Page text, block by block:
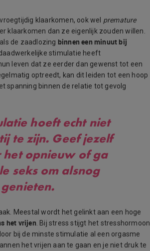
klaarkomen, ook wel premature
klaarkomen dan ze eigenlijk zouden willen.
de zaadlozing binnen een minuut bij
stimulatie heeft
leven dat ze eerder dan gewenst tot een
optreedt, kan dit leiden tot een hoop
spanning binnen de relatie tot gevolg
hoeft echt niet
te zijn. Geef jezelf
opnieuw of ga
seks om alsnog
Meestal wordt het gelinkt aan een hoge
het vrijen . Bij stress stijgt het stresshormoon
bij de minste stimulatie al een orgasme
het vrijen aan te gaan en je niet druk te